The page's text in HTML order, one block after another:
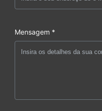
Mensagem *